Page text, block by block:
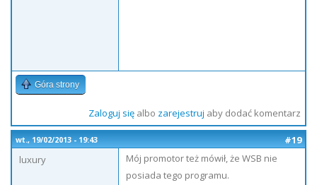
Góra strony
Zaloguj sięalbo zarejestruj aby dodać komentarz
wt., 19/02/2013 - 19:43
#19
luxury
Mój promotor też mówił, że WSB nie
posiada tego programu.